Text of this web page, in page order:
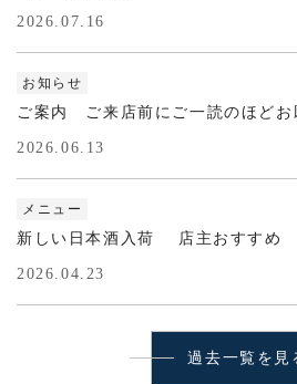
2026.07.16
2026.06.13
お知らせ
ご案内 ご来店前にご一読のほどお
2026.04.23
メニュー
新しい日本酒入荷 店主おすすめ
過去一覧を見